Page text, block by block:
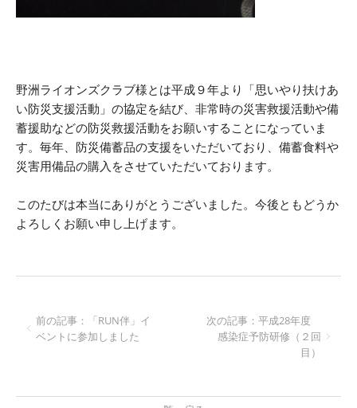
野洲ライオンズクラブ様とは平成９年より「思いやり扶けあ
い防災支援活動」の協定を結び、非常時の災害救援活動や備
蓄援助などの防災救援活動をお願いすることになっていま
す。毎年、防災備蓄品の支援をいただいており、備蓄食料や
災害用備品の購入をさせていただいております。
このたびは本当にありがとうございました。今後ともどうか
よろしくお願い申し上げます。
前の記事：「RUN伴」イ
ベントに参加しました
次の記事：平成28年度
感染症予防研修（２回
目）